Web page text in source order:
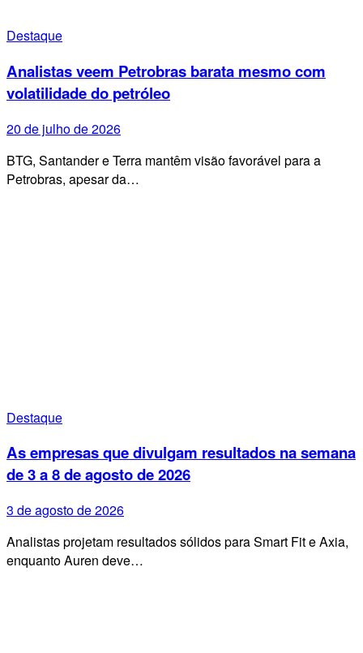
Destaque
Analistas veem Petrobras barata mesmo com
volatilidade do petróleo
20 de julho de 2026
BTG, Santander e Terra mantêm visão favorável para a
Petrobras, apesar da…
Destaque
As empresas que divulgam resultados na semana
de 3 a 8 de agosto de 2026
3 de agosto de 2026
Analistas projetam resultados sólidos para Smart Fit e Axia,
enquanto Auren deve…